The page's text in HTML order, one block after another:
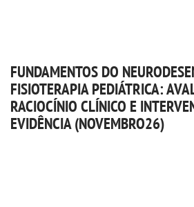
FUNDAMENTOS DO
FISIOTERAPIA PEDIÁTRICA:
RACIOCÍNIO CLÍNICO E
EVIDÊNCIA (NOVEMBRO26)